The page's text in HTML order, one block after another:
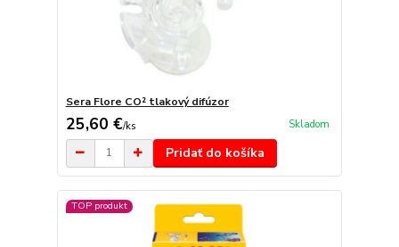
Sera Flore CO² tlakový difúzor
25,60 €/ks Skladom
Pridať do košíka
TOP produkt